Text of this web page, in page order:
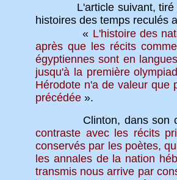
L'article suivant, tiré
histoires des temps reculés
« L'histoire des
après que les récits
égyptiennes sont en
jusqu'à la première
Hérodote n'a de valeur que
précédée ».
Clinton, dans son
contraste avec les récits
conservés par les poètes,
les annales de la nation
transmis nous arrive par